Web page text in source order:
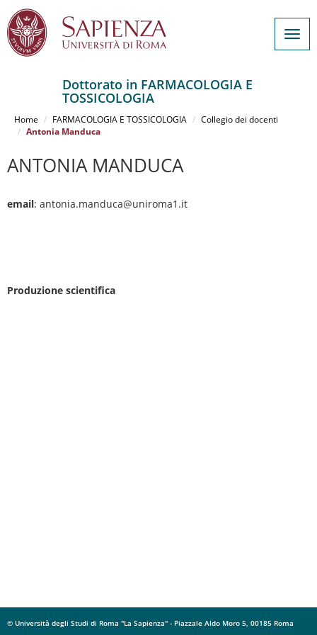
contenuto
Dottorato in FARMACOLOGIA E
TOSSICOLOGIA
Home FARMACOLOGIA E TOSSICOLOGIA
Collegio dei docenti
Antonia Manduca
ANTONIA MANDUCA
email: antonia.manduca@uniroma1.it
Produzione scientifica
© Università degli Studi di Roma "La Sapienza" - Piazzale Aldo Moro 5, 00185 Roma